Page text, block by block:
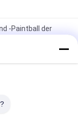
-Paintball der
Sturz-
Big Air-